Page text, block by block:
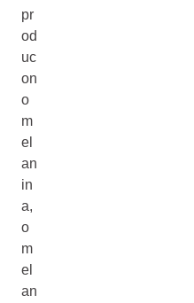
pr
od
uc
on
o
m
el
an
in
a,
o
m
el
an